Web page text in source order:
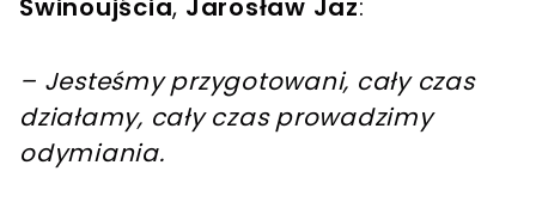
Świnoujścia, Jarosław Jaz:
– Jesteśmy przygotowani, cały czas
działamy, cały czas prowadzimy
odymiania.